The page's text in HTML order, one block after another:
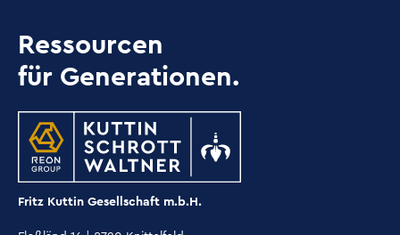
Ressourcen
für Generationen.
Fritz Kuttin Gesellschaft m.b.H.